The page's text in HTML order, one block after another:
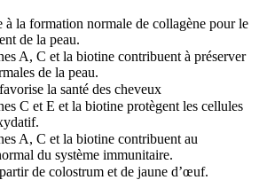
la formation normale de collagène pour le
de la peau.
A, C et la biotine contribuent à préserver
de la peau.
la santé des cheveux
C et E et la biotine protègent les cellules
A, C et la biotine contribuent au
du système immunitaire.
de colostrum et de jaune d’œuf.